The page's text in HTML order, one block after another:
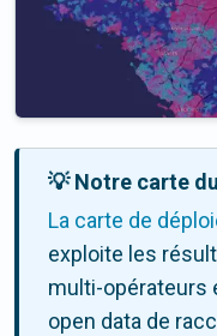
💡 Notre carte
La carte de
exploite les
multi-opérateurs
open data de